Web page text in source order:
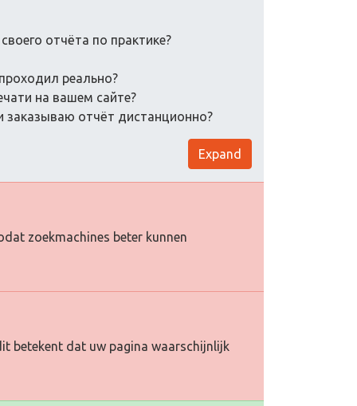
отчёта по практике?
реально?
на вашем сайте?
заказываю отчёт дистанционно?
Expand
zoekmachines beter kunnen
betekent dat uw pagina waarschijnlijk